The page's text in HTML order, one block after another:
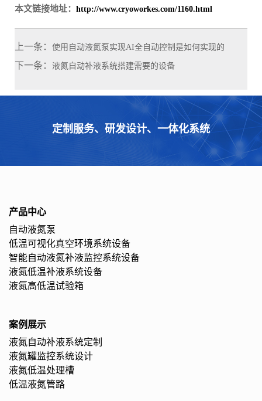
本文链接地址： http://www.cryoworkes.com/1160.html
上一条： 使用自动液氮泵实现AI全自动控制是如何实现的
下一条： 液氮自动补液系统搭建需要的设备
定制服务、研发设计、一体化系统
产品中心
自动液氮泵
低温可视化真空环境系统设备
智能自动液氮补液监控系统设备
液氮低温补液系统设备
液氮高低温试验箱
案例展示
液氮自动补液系统定制
液氮罐监控系统设计
液氮低温处理槽
低温液氮管路